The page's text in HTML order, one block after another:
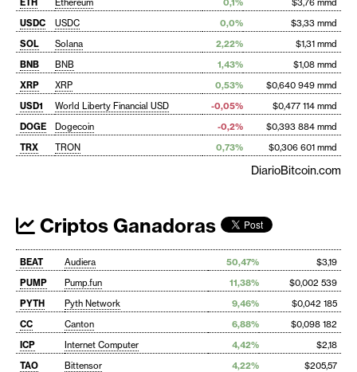
USDC
USDC 0,0%
$3,33 mmd
SOL
Solana 2,22%
$1,31 mmd
BNB
BNB 1,43%
$1,08 mmd
XRP
XRP 0,53%
$0,640 949 mmd
USD1
World Liberty Financial USD -0,05%
$0,477 114 mmd
DOGE
Dogecoin -0,2%
$0,393 884 mmd
TRX
TRON 0,73% $0,306 601 mmd
DiarioBitcoin.com
Criptos Ganadoras
BEAT Audiera 50,47%
$3,19
PUMP
Pump.fun 11,38%
$0,002 539
PYTH
Pyth Network 9,46%
$0,042 185
CC
Canton 6,88%
$0,098 182
ICP
Internet Computer 4,42%
$2,18
TAO
Bittensor 4,22%
$205,57